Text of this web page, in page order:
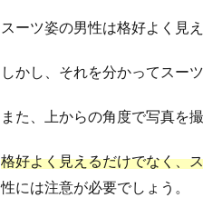
スーツ姿の男性は格好よく見
しかし、それを分かってスー
また、上からの角度で写真を
格好よく見えるだけでなく、
性には注意が必要でしょう。